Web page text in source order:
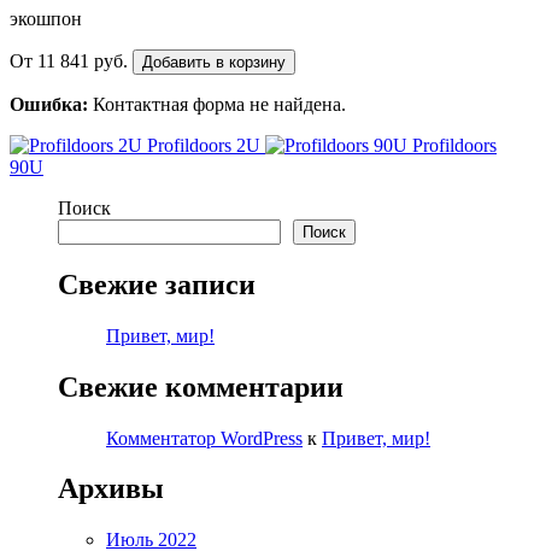
экошпон
От 11 841 руб. Добавить в корзину
Ошибка: Контактная форма не найдена.
Profildoors 2U
Profildoors
90U
Поиск
Поиск
Свежие записи
Привет, мир!
Свежие комментарии
Комментатор WordPress к Привет, мир!
Архивы
Июль 2022